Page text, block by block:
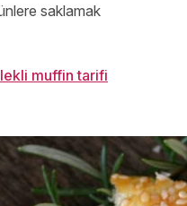
saklamak
muffin tarifi